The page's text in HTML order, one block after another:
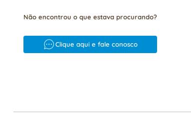
Não encontrou o que estava procurando?
Clique aqui e fale conosco